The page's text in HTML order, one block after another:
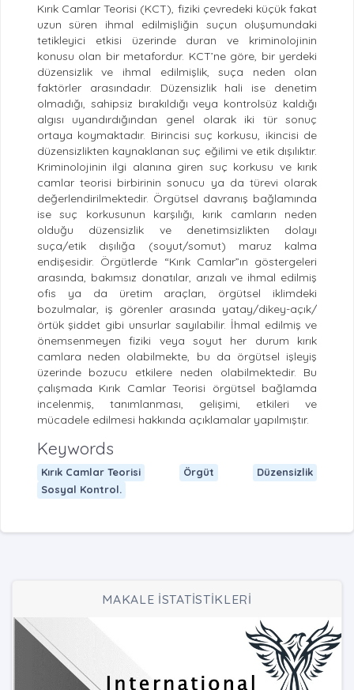
Kırık Camlar Teorisi (KCT), fiziki çevredeki küçük fakat
uzun süren ihmal edilmişliğin suçun oluşumundaki
tetikleyici etkisi üzerinde duran ve kriminolojinin
konusu olan bir metafordur. KCT’ne göre, bir yerdeki
düzensizlik ve ihmal edilmişlik, suça neden olan
faktörler arasındadır. Düzensizlik hali ise denetim
olmadığı, sahipsiz bırakıldığı veya kontrolsüz kaldığı
algısı uyandırdığından genel olarak iki tür sonuç
ortaya koymaktadır. Birincisi suç korkusu, ikincisi de
düzensizlikten kaynaklanan suç eğilimi ve etik dışılıktır.
Kriminolojinin ilgi alanına giren suç korkusu ve kırık
camlar teorisi birbirinin sonucu ya da türevi olarak
değerlendirilmektedir. Örgütsel davranış bağlamında
ise suç korkusunun karşılığı, kırık camların neden
olduğu düzensizlik ve denetimsizlikten dolayı
suça/etik dışılığa (soyut/somut) maruz kalma
endişesidir. Örgütlerde “Kırık Camlar”ın göstergeleri
arasında, bakımsız donatılar, arızalı ve ihmal edilmiş
ofis ya da üretim araçları, örgütsel iklimdeki
bozulmalar, iş görenler arasında yatay/dikey-açık/
örtük şiddet gibi unsurlar sayılabilir. İhmal edilmiş ve
önemsenmeyen fiziki veya soyut her durum kırık
camlara neden olabilmekte, bu da örgütsel işleyiş
üzerinde bozucu etkilere neden olabilmektedir. Bu
çalışmada Kırık Camlar Teorisi örgütsel bağlamda
incelenmiş, tanımlanması, gelişimi, etkileri ve
mücadele edilmesi hakkında açıklamalar yapılmıştır.
Keywords
Kırık Camlar Teorisi Örgüt
Düzensizlik
Sosyal Kontrol.
MAKALE İSTATİSTİKLERİ